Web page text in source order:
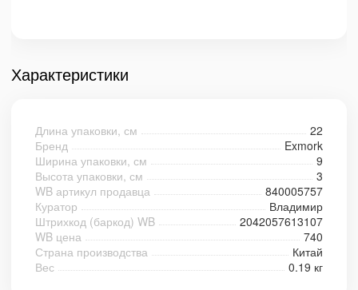
Характеристики
Длина упаковки, см
22
Бренд
Exmork
Ширина упаковки, см
9
Высота упаковки, см
3
WB артикул продавца
840005757
Куратор
Владимир
Штрихкод (баркод) WB
2042057613107
WB цена
740
Страна производства
Китай
Вес
0.19 кг